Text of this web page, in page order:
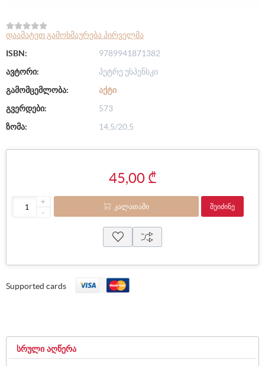
დაამატეთ გამოხმაურება პირველმა
ISBN:
9789941871382
ავტორი:
პეტრე უსპენსკი
გამომცემლობა:
ᲐᲥᲢᲘ
გვერდები:
573
ზომა:
14,5/20,5
45,00 ₾
+
-
ᲙᲐᲚᲐᲗᲐᲨᲘ ᲨᲔᲘᲫᲘᲜᲔ
Supported cards
ᲡᲠᲣᲚᲘ ᲐᲦᲬᲔᲠᲐ